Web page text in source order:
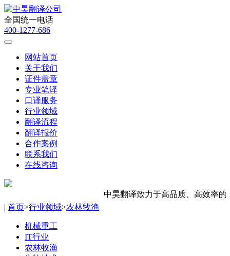
全国统一电话
400-1277-686
网站首页
关于我们
证件盖章
专业笔译
口译服务
行业领域
翻译流程
翻译报价
合作案例
联系我们
在线咨询
中昊翻译致力于高品质、高效率的
| 首页>行业领域>农林牧渔
机械重工
IT行业
农林牧渔